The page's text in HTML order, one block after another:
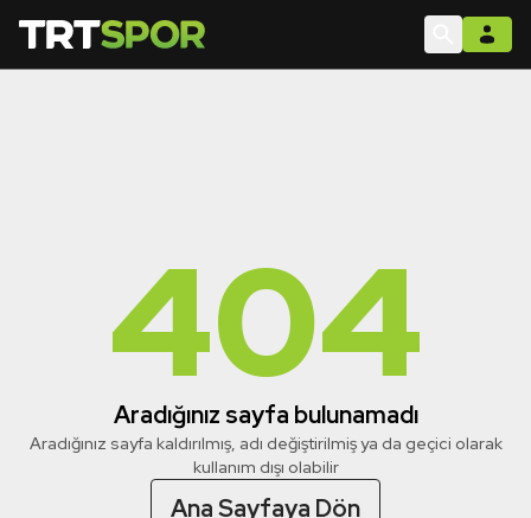
404
Aradığınız sayfa bulunamadı
Aradığınız sayfa kaldırılmış, adı değiştirilmiş ya da geçici olarak
kullanım dışı olabilir
Ana Sayfaya Dön